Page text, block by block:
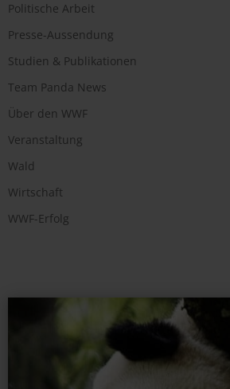
Politische Arbeit
Presse-Aussendung
Studien & Publikationen
Team Panda News
Über den WWF
Veranstaltung
Wald
Wirtschaft
WWF-Erfolg